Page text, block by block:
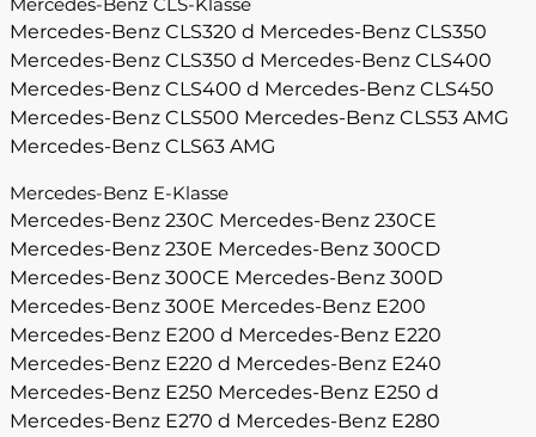
Mercedes-Benz CLS320 d Mercedes-Benz CLS350
Mercedes-Benz CLS350 d Mercedes-Benz CLS400
Mercedes-Benz CLS400 d Mercedes-Benz CLS450
Mercedes-Benz CLS500 Mercedes-Benz CLS53 AMG
Mercedes-Benz CLS63 AMG
Mercedes-Benz E-Klasse
Mercedes-Benz 230C Mercedes-Benz 230CE
Mercedes-Benz 230E Mercedes-Benz 300CD
Mercedes-Benz 300CE Mercedes-Benz 300D
Mercedes-Benz 300E Mercedes-Benz E200
Mercedes-Benz E200 d Mercedes-Benz E220
Mercedes-Benz E220 d Mercedes-Benz E240
Mercedes-Benz E250 Mercedes-Benz E250 d
Mercedes-Benz E270 d Mercedes-Benz E280